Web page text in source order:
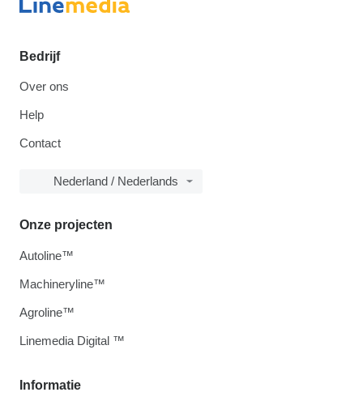
Bedrijf
Over ons
Help
Contact
Nederland / Nederlands
Informatie
Onze projecten
Autoline™
Machineryline™
Agroline™
Linemedia Digital ™